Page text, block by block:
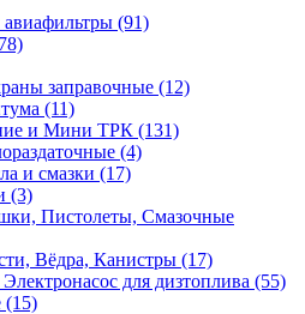
(91)
заправочные (12)
(11)
и Мини ТРК (131)
(4)
и смазки (17)
(3)
Пистолеты, Смазочные
Вёдра, Канистры (17)
для дизтоплива (55)
(15)